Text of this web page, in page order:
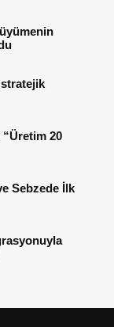
“Üretim 20
Sebzede İlk